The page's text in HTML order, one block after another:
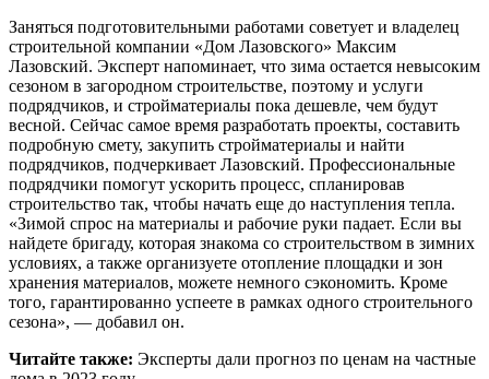
Заняться подготовительными работами советует и владелец
строительной компании «Дом Лазовского» Максим
Лазовский. Эксперт напоминает, что зима остается невысоким
сезоном в загородном строительстве, поэтому и услуги
подрядчиков, и стройматериалы пока дешевле, чем будут
весной. Сейчас самое время разработать проекты, составить
подробную смету, закупить стройматериалы и найти
подрядчиков, подчеркивает Лазовский. Профессиональные
подрядчики помогут ускорить процесс, спланировав
строительство так, чтобы начать еще до наступления тепла.
«Зимой спрос на материалы и рабочие руки падает. Если вы
найдете бригаду, которая знакома со строительством в зимних
условиях, а также организуете отопление площадки и зон
хранения материалов, можете немного сэкономить. Кроме
того, гарантированно успеете в рамках одного строительного
сезона», — добавил он.
Читайте также: Эксперты дали прогноз по ценам на частные